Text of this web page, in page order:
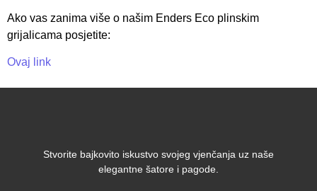
Ako vas zanima više o našim Enders Eco plinskim
grijalicama posjetite:
Ovaj link
Stvorite bajkovito iskustvo svojeg vjenčanja uz naše
elegantne šatore i pagode.